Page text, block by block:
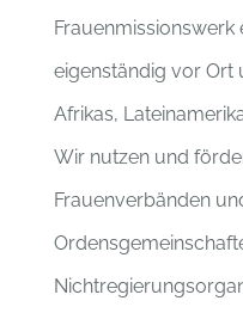
Frauenmissionswerk
eigenständig vor Ort
Afrikas,
Wir nutzen und
Frauenverbänden